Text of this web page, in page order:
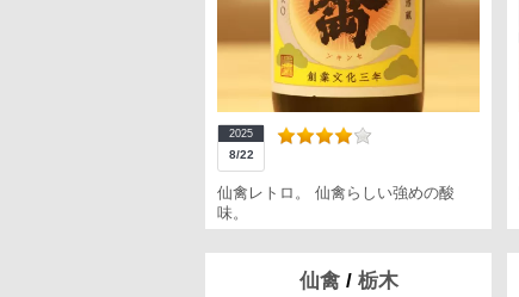
2025
8/22
仙禽レトロ。 仙禽らしい強めの酸
味。
仙禽 / 栃木